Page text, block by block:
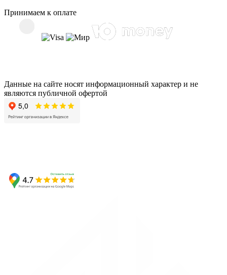
Принимаем к оплате
Данные на сайте носят информационный характер и не
являются публичной офертой